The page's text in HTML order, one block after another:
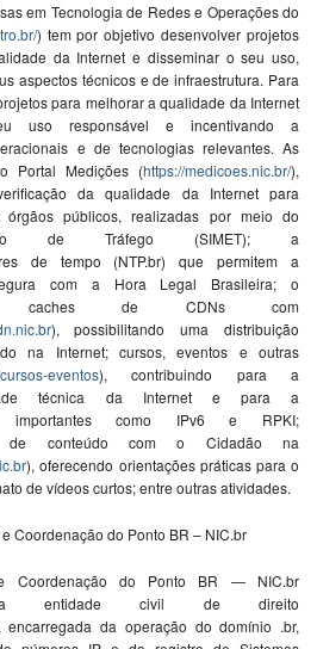
em Tecnologia de Redese Operações do
) tempor objetivodesenvolver projetos
dade da Internet e disseminar o seu uso,
us aspectos técnicos e de infraestrutura. Para
etos para melhorar a qualidade da Internet
u uso responsável e incentivando a
eracionais e de tecnologias relevantes. As
Portal Medições (https://medicoes.nic.br/),
erificaçãoda qualidade da Internet para
órgãos públicos, realizadas por meio do
de Tráfego (SIMET); a
es de tempo (NTP.br) que permitem a
gura com a Hora Legal Brasileira; o
esde CDNs com
), possibilitando uma distribuição
na Internet; cursos,eventos e outras
eventos), contribuindo para a
de técnica da Internet e para a
es como IPv6e RPKI;
de conteúdo com o Cidadão na
), oferecendo orientações práticas para o
de vídeos curtos;entre outras atividades.
e Coordenação do Ponto BR – NIC.br
Coordenação do Ponto BR — NIC.br
entidade civil de direito
encarregada da operação do domínio .br,